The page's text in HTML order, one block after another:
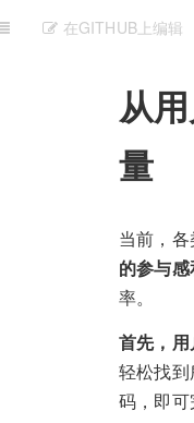
在GITHUB上编辑
从
量
当前，各
的参与感
率。
首先，
轻松找
码，即可